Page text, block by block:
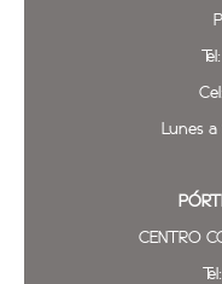
Lunes
CENTRO